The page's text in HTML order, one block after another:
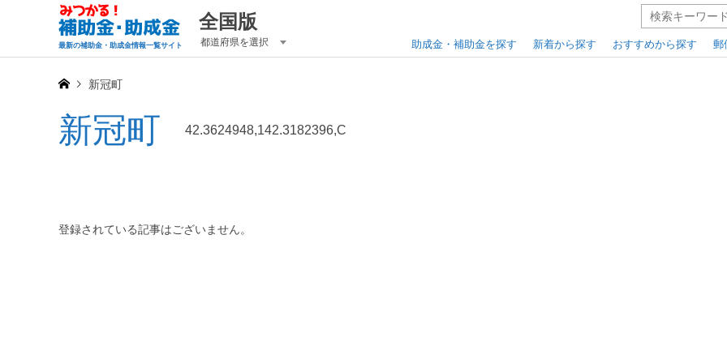
最新の補助金・助成金情報一覧サイト
全国版
都道府県を選択 助成金・補助金を探す 新着から探す おすすめから探す 郵
新冠町
新冠町 42.3624948,142.3182396,C
登録されている記事はございません。